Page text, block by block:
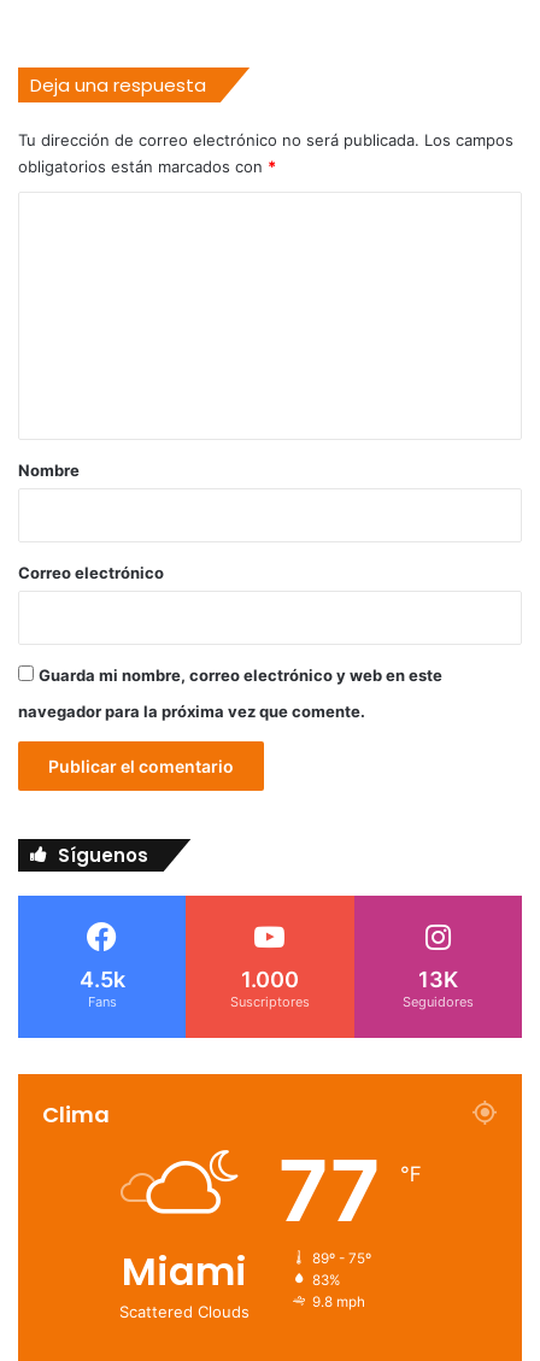
Deja una respuesta
Tu dirección de correo electrónico no será publicada. Los campos
obligatorios están marcados con *
r
*
Nombre
Correo electrónico
Guarda mi nombre, correo electrónico y web en este
navegador para la próxima vez que comente.
Síguenos
4.5k
Fans
1.000
Suscriptores
13K
Seguidores
Clima
Miami
Scattered Clouds
77 ℉
89º - 75º
83%
9.8 mph